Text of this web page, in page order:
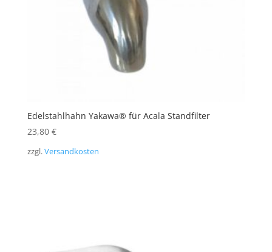
Edelstahlhahn Yakawa® für Acala Standfilter
23,80 €
zzgl.Versandkosten